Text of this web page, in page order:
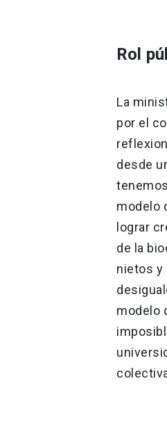
Rol
La
por el
desde
modelo
lograr
de la
nietos y
modelo